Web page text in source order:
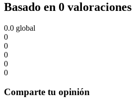
Basado en 0 valoraciones
0.0 global
0
0
0
0
0
Comparte tu opinión